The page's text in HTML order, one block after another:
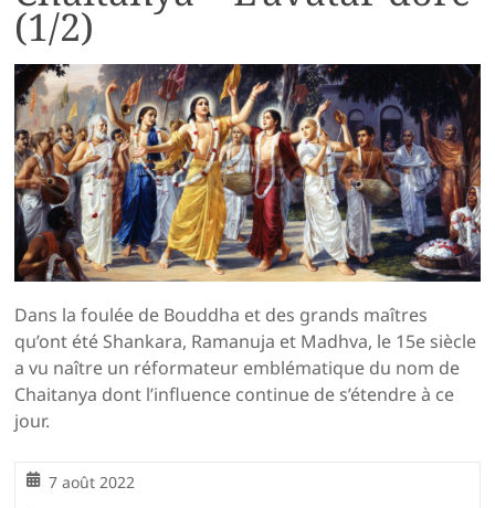
(1/2)
Dans la foulée de Bouddha et des grands maîtres
qu’ont été Shankara, Ramanuja et Madhva, le 15e siècle
a vu naître un réformateur emblématique du nom de
Chaitanya dont l’influence continue de s’étendre à ce
jour.
7 août 2022